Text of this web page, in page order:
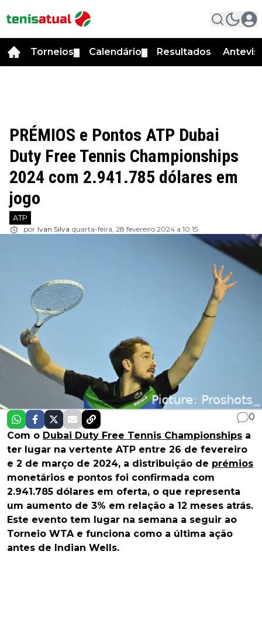
Torneios Calendário Resultados
PRÉMIOS e Pontos ATP Dubai
Duty Free Tennis Championships
2024 com 2.941.785 dólares em
jogo
ATP
por Ivan Silva quarta-feira, 28 fevereiro 2024 a 10:15
0
Com o Dubai Duty Free Tennis Championships a
ter lugar na vertente ATP entre 26 de fevereiro
e 2 de março de 2024, a distribuição de prémios
monetários e pontos foi confirmada com
2.941.785 dólares em oferta, o que representa
um aumento de 3% em relação a 12 meses atrás.
Este evento tem lugar na semana a seguir ao
Torneio WTA e funciona como a última ação
antes de Indian Wells.